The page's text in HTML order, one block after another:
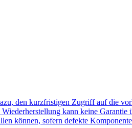
den kurzfristigen Zugriff auf die
kann keine
können, sofern defekte